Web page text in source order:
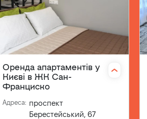
Оренда апартаментів у
Києві в ЖК Сан-
Франциско
Адреса: проспект
Берестейський, 67